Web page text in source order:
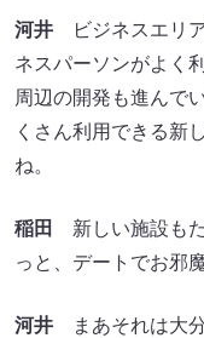
河井 ビジネスエリ
ネスパーソンがよく
周辺の開発も進んで
くさん利用できる新
ね。
稲田
新しい施設も
っと、デートでお邪
河井 まあそれは大